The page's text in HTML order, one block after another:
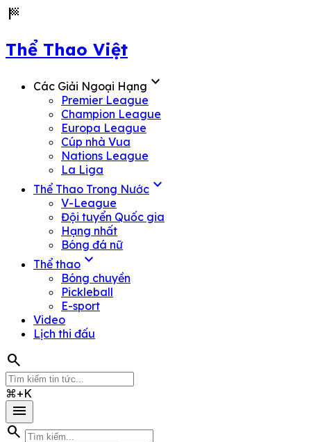
sports_score
Thể Thao Việt
Các Giải Ngoại Hạng expand_more
Premier League
Champion League
Europa League
Cúp nhà Vua
Nations League
La Liga
Thể Thao Trong Nước expand_more
V-League
Đội tuyển Quốc gia
Hạng nhất
Bóng đá nữ
Thể thao expand_more
Bóng chuyền
Pickleball
E-sport
Video
Lịch thi đấu
search
⌘+K
menu
search